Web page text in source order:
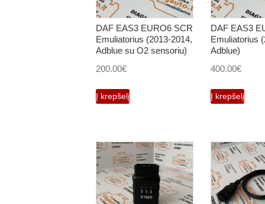
DAF EAS3 EURO6 SCR
Emuliatorius (2013-2014,
Adblue su O2 sensoriu)
200.00€
Į krepšelį
DAF EAS3
Emuliatorius
Adblue)
400.00€
Į krepšelį